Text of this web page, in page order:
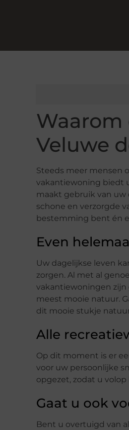
Veluwe
Steeds meer mensen
vakantiewoning biedt
maakt gebruik van uw
schone en verzorgde
bestemming bent én
Even
Uw dagelijkse leven
zorgen. Al met al
vakantiewoningen
meest mooie natuur.
dit mooie stukje
Alle
Op dit moment is er
voor uw persoonlijke
opgezet, zodat u
Gaat u ook
Bent u overtuigd van